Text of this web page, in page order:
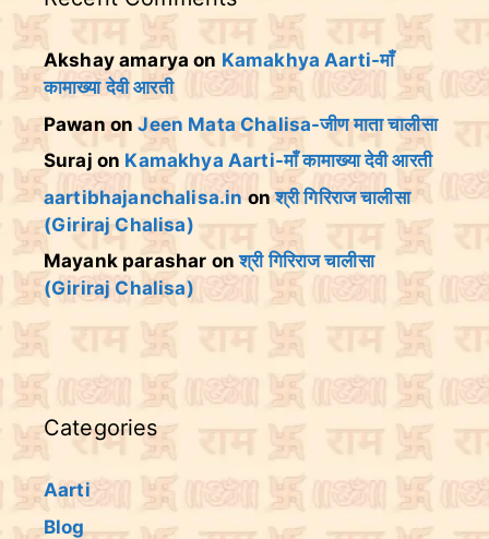
Akshay amarya on Kamakhya Aarti-माँ
कामाख्या देवी आरती
PawanonJeen Mata Chalisa-जीण माता चालीसा
Suraj on Kamakhya Aarti-माँ कामाख्या देवी आरती
aartibhajanchalisa.in onश्री गिरिराज चालीसा
(Giriraj Chalisa)
Mayank parashar onश्री गिरिराज चालीसा
(Giriraj Chalisa)
Categories
Aarti
Blog